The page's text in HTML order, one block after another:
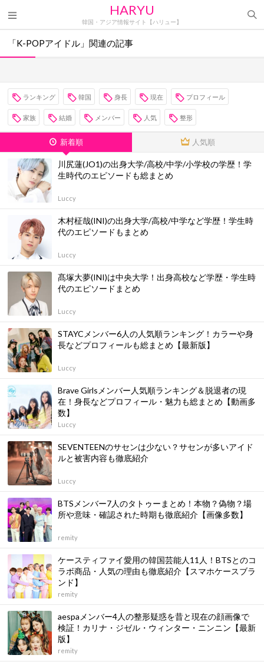
HARYU
韓国・アジア情報サイト【ハリュー】
「K-POPアイドル」関連の記事
ランキング 韓国 身長 現在 プロフィール
家族 結婚 メンバー 人気 整形
新着順 人気順
川尻蓮(JO1)の出身大学/高校/中学/小学校の学歴！学
生時代のエピソードも総まとめ
Luccy
木村柾哉(INI)の出身大学/高校/中学など学歴！学生時
代のエピソードもまとめ
Luccy
髙塚大夢(INI)は中央大学！出身高校など学歴・学生時
代のエピソードまとめ
Luccy
STAYCメンバー6人の人気順ランキング！カラーや身
長などプロフィールも総まとめ【最新版】
Luccy
Brave Girlsメンバー人気順ランキング＆脱退者の現
在！身長などプロフィール・魅力も総まとめ【動画多
数】
Luccy
SEVENTEENのサセンは少ない？サセンが多いアイド
ルと被害内容も徹底紹介
Luccy
BTSメンバー7人のタトゥーまとめ！本物？偽物？場
所や意味・確認された時期も徹底紹介【画像多数】
remity
ケースティファイ愛用の韓国芸能人11人！BTSとのコ
ラボ商品・人気の理由も徹底紹介【スマホケースブラ
ンド】
remity
aespaメンバー4人の整形疑惑を昔と現在の顔画像で
検証！カリナ・ジゼル・ウィンター・ニンニン【最新
版】
remity